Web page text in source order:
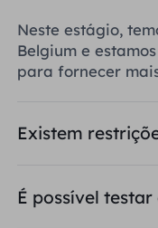
Neste estágio,
Belgium e
para fornecer
Existem
É possível